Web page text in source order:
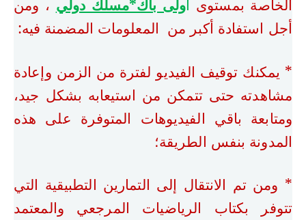
الخاصة بمستوى أولى باك*مسلك دولي ، ومن
أجل استفادة أكبر من المعلومات المضمنة فيه:
* يمكنك توقيف الفيديو لفترة من الزمن وإعادة
مشاهدته حتى تتمكن من استيعابه بشكل جيد،
ومتابعة باقي الفيديوهات المتوفرة على هذه
المدونة بنفس الطريقة؛
* ومن تم الانتقال إلى التمارين التطبيقية التي
تتوفر بكتاب الرياضيات المرجعي والمعتمد